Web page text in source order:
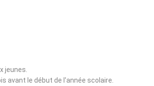
jeunes.
avant le début de l'année scolaire.